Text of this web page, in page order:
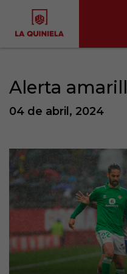
Alerta
04 de abril, 2024